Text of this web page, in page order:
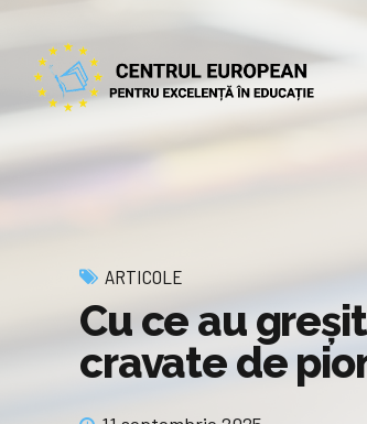
ARTICOLE
Cu ce au
cravate de